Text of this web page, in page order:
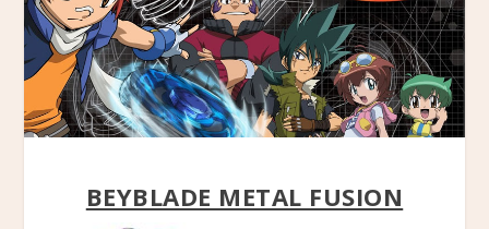
BEYBLADE METAL FUSION